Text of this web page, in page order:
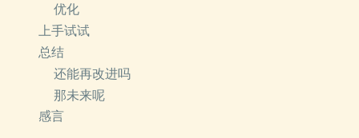
优化
上手试试
总结
还能再改进吗
那未来呢
感言